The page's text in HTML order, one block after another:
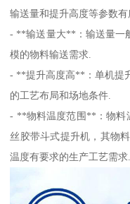
输送量和提升高度等参数有
- **输送量大**：输送量一
模的物料输送需求.
- **提升高度高**：单机提
的工艺布局和场地条件.
- **物料温度范围**：物料
丝胶带斗式提升机，其物
温度有要求的生产工艺需求.